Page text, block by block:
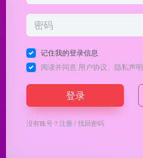
记住我的登录信息
阅读并同意 用户协议 隐私声明
登录
没有账号？注册/找回密码